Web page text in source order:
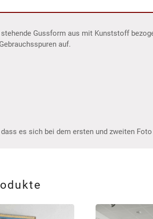
Gussform aus mit Kunststoff
auf.
es sich bei dem ersten und zweiten